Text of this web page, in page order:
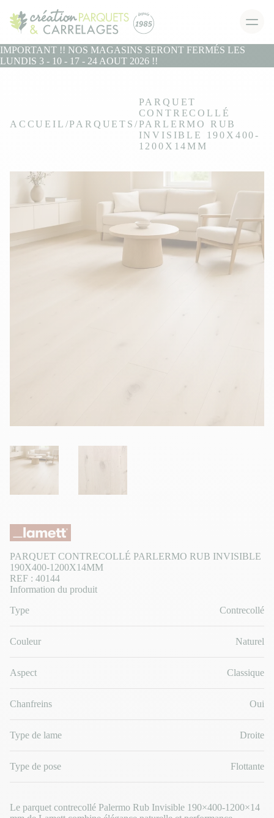
IMPORTANT !! NOS MAGASINS SERONT FERMÉS LES
LUNDIS 3 - 10 - 17 - 24 AOUT 2026 !!
ACCUEIL PARQUETS
PARQUET
CONTRECOLLÉ
PARLERMO RUB
INVISIBLE 190X400-
1200X14MM
PARQUET CONTRECOLLÉ PARLERMO RUB INVISIBLE
190X400-1200X14MM
REF : 40144
Information du produit
Type
Contrecollé
Couleur Naturel
Aspect Classique
Chanfreins Oui
Type de lame Droite
Type de pose Flottante
Le parquet contrecollé Palermo Rub Invisible 190×400-1200×14